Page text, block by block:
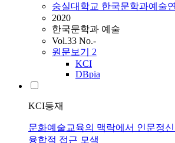
숭실대학교 한국문학과예술
2020
한국문학과 예술
Vol.33 No.-
원문보기 2
KCI
DBpia
KCI등재
문화예술교육의 맥락에서 인문정
융합적 접근 모색